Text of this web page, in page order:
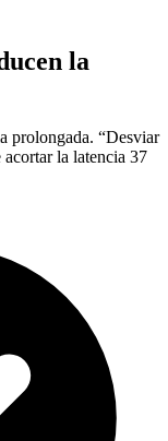
la
prolongada. “Desviar
la latencia 37